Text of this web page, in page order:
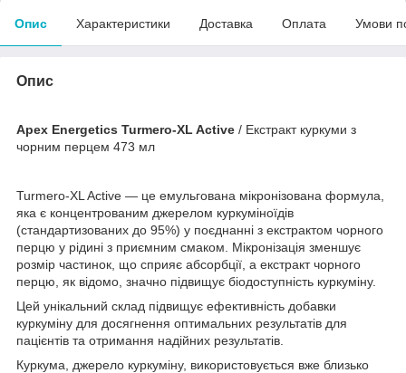
Опис Характеристики Доставка Оплата Умови
Опис
Apex Energetics Turmero-XL Active / Екстракт куркуми з
чорним перцем 473 мл
Turmero-XL Active — це емульгована мікронізована формула,
яка є концентрованим джерелом куркуміноїдів
(стандартизованих до 95%) у поєднанні з екстрактом чорного
перцю у рідині з приємним смаком. Мікронізація зменшує
розмір частинок, що сприяє абсорбції, а екстракт чорного
перцю, як відомо, значно підвищує біодоступність куркуміну.
Цей унікальний склад підвищує ефективність добавки
куркуміну для досягнення оптимальних результатів для
пацієнтів та отримання надійних результатів.
Куркума, джерело куркуміну, використовується вже близько